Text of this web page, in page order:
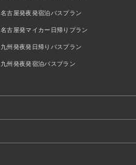
名古屋発夜発宿泊バスプラン
名古屋発マイカー日帰りプラン
九州発夜発日帰りバスプラン
九州発夜発宿泊バスプラン